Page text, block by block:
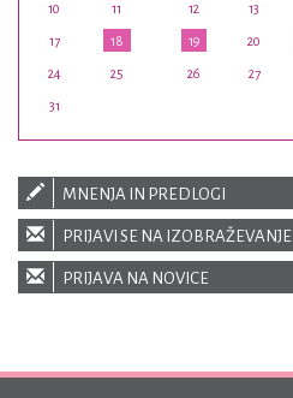
10 11 12 13
17 18 19 20
24 25 26 27
31
MNENJA IN PREDLOGI
PRIJAVI SE NA IZOBRAŽEVANJE
PRIJAVA NA NOVICE